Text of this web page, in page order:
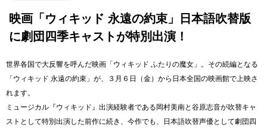
映画「ウィキッド 永遠の約束」日本語吹替版
に劇団四季キャストが特別出演！
世界各国で大反響を呼んだ映画「ウィキッド ふたりの魔女」。その続編となる
「ウィキッド 永遠の約束」が、３月６日（金）から日本全国の映画館で上映さ
れます。
ミュージカル『ウィキッド』出演経験者である岡村美南と谷原志音が吹替キャ
ストとして特別出演した前作に続き、今作でも、日本語吹替声優として劇団四